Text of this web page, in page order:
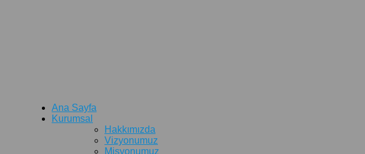
Ana Sayfa
Kurumsal
Hakkımızda
Vizyonumuz
Misyonumuz